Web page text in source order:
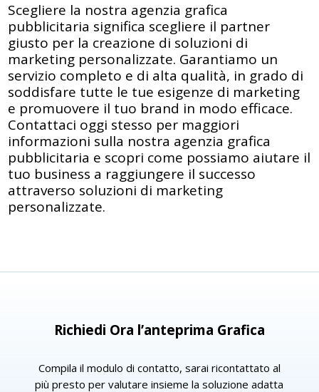
Scegliere la nostra agenzia grafica
pubblicitaria significa scegliere il partner
giusto per la creazione di soluzioni di
marketing personalizzate. Garantiamo un
servizio completo e di alta qualità, in grado di
soddisfare tutte le tue esigenze di marketing
e promuovere il tuo brand in modo efficace.
Contattaci oggi stesso per maggiori
informazioni sulla nostra agenzia grafica
pubblicitaria e scopri come possiamo aiutare il
tuo business a raggiungere il successo
attraverso soluzioni di marketing
personalizzate.
Richiedi Ora l’anteprima Grafica
Compila il modulo di contatto, sarai ricontattato al
più presto per valutare insieme la soluzione adatta